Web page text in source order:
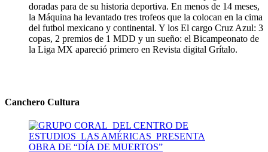
doradas para de su historia deportiva. En menos de 14 meses,
la Máquina ha levantado tres trofeos que la colocan en la cima
del futbol mexicano y continental. Y los El cargo Cruz Azul: 3
copas, 2 premios de 1 MDD y un sueño: el Bicampeonato de
la Liga MX apareció primero en Revista digital Grítalo.
Canchero Cultura